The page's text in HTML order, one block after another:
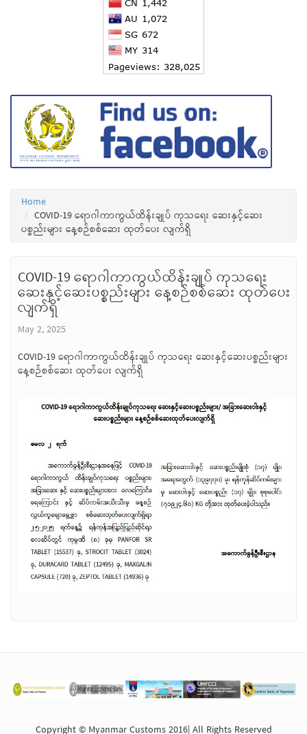
Home
COVID-19 ရောဂါကာကွယ်ထိန်းချုပ် ကုသရေး ဆေးနှင့်ဆေး
ပစ္စည်းများ နေ့စဉ်စစ်ဆေး ထုတ်ပေး လျက်ရှိ
COVID-19 ရောဂါကာကွယ်ထိန်းချုပ် ကုသရေး
ဆေးနှင့်ဆေးပစ္စည်းများ နေ့စဉ်စစ်ဆေး ထုတ်ပေး
လျက်ရှိ
May 2, 2025
COVID-19 ရောဂါကာကွယ်ထိန်းချုပ် ကုသရေး ဆေးနှင့်ဆေးပစ္စည်းများ
နေ့စဉ်စစ်ဆေး ထုတ်ပေး လျက်ရှိ
Copyright © Myanmar Customs 2016| All Rights Reserved